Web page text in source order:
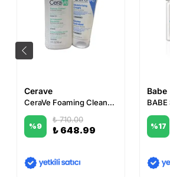
Cerave
CeraVe Foaming Cleanser Köpüren Temizleyici 88 ml + Nemlendirici Krem 50 ml
%9
₺ 710.00
₺ 648.99
Babe
%17